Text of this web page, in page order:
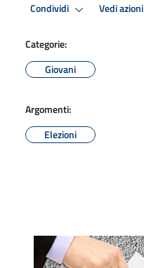
Condividi Vedi azioni
Categorie:
Giovani
Argomenti:
Elezioni